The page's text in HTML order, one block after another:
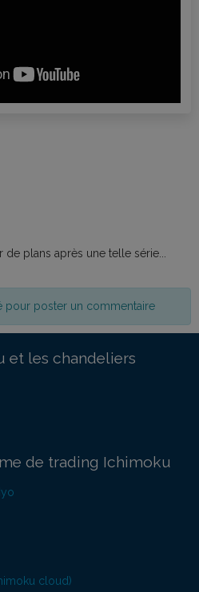
plans après une telle série...
pour poster un commentaire
et les chandeliers
de trading Ichimoku
cloud)